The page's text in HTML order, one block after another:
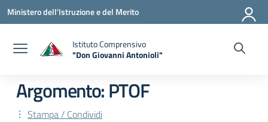
Vai ai contenuti
Vai al menu di navigazione
Vai al footer
Ministero dell'Istruzione e del Merito
Istituto Comprensivo
"Don Giovanni Antonioli"
Argomento: PTOF
Stampa / Condividi